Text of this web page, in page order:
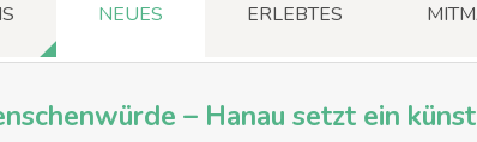
NEUES ERLEBTES
– Hanau setzt ein